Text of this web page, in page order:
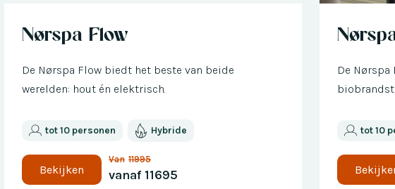
Nørspa Flow
De Nørspa Flow biedt het beste van beide
werelden: hout én elektrisch.
tot 10 personen Hybride
Bekijken
Van 11995
vanaf 11695
De
tot 10